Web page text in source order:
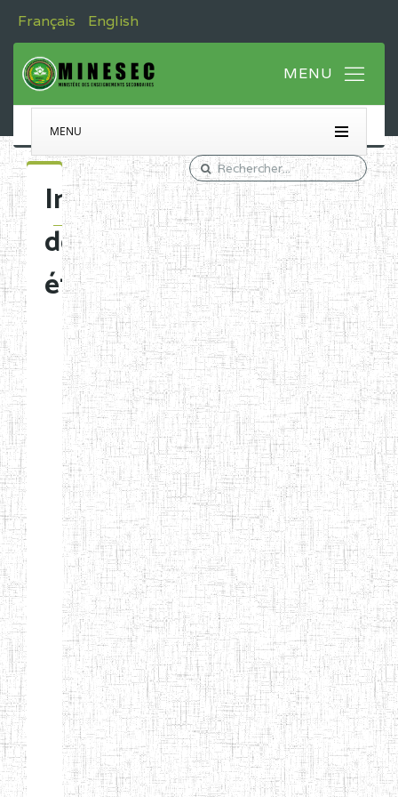
Français English
MENU
Immatriculation
des
établissements
Etablissements
d'enseignement
normal
ENI
Chercher:
Effacer les filtres
Denomination
Type